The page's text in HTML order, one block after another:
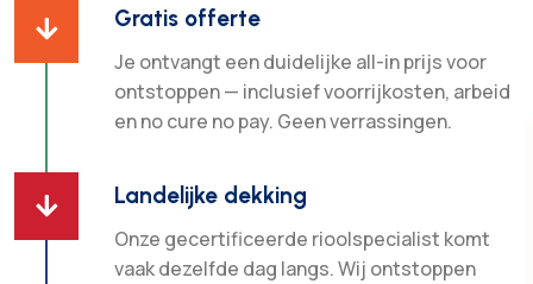
 Gratis offerte
Je ontvangt een duidelijke all-in prijs voor
ontstoppen — inclusief voorrijkosten, arbeid
en no cure no pay. Geen verrassingen.
 Landelijke dekking
Onze gecertificeerde rioolspecialist komt
vaak dezelfde dag langs. Wij ontstoppen